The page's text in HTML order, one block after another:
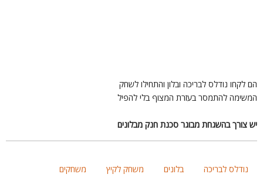
לקחו נודלס לבריכה ובלון והתחילו לשחק
להתמסר בעזרת המצוף בלי להפיל
צורך בהשגחת מבוגר סכנת חנק מבלונים
נודלס לבריכה בלונים משחק לקיץ משחקים